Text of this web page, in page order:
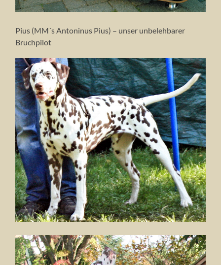
Pius (MM´s Antoninus Pius) – unser unbelehbarer
Bruchpilot